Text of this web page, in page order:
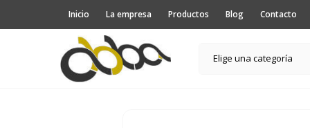
Inicio La empresa Productos Blog Contacto
Elige una categoría